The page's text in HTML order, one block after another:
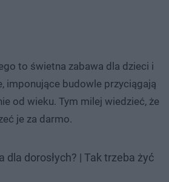
to świetna zabawa dla dzieci i
imponujące budowle przyciągają
od wieku. Tym milej wiedzieć, że
je za darmo.
dla dorosłych? | Tak trzeba żyć